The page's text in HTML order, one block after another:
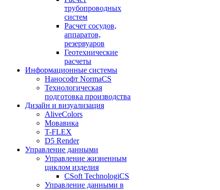
трубопроводных
систем
Расчет сосудов,
аппаратов,
резервуаров
Геотехнические
расчеты
Информационные системы
Нанософт NormaCS
Технологическая
подготовка производства
Дизайн и визуализация
AliveColors
Мовавика
T-FLEX
D5 Render
Управление данными
Управление жизненным
циклом изделия
CSoft TechnologiCS
Управление данными в